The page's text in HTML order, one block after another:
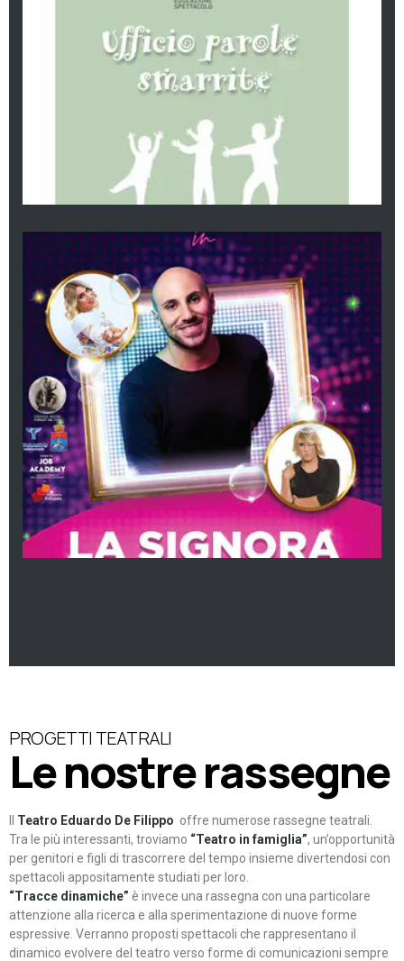
PROGETTI TEATRALI
Le nostre rassegne
Teatro Eduardo De Filippo offre numerose rassegne teatrali.
Tra le più interessanti, troviamo “Teatro in famiglia”, un’opportunità
per genitori e figli di trascorrere del tempo insieme divertendosi con
spettacoli appositamente studiati per loro.
“Tracce dinamiche” è invece una rassegna con una particolare
attenzione alla ricerca e alla sperimentazione di nuove forme
espressive. Verranno proposti spettacoli che rappresentano il
dinamico evolvere del teatro verso forme di comunicazioni sempre